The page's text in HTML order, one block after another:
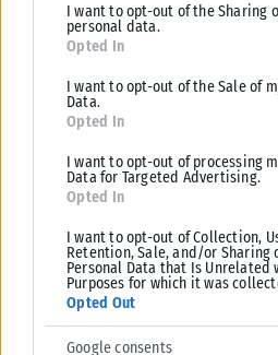
deny consent to Google and its
for below specified purposes in below
I want to opt-out of the Sharing
personal data.
Opted In
I want to opt-out of the Sale of
Data.
Opted In
I want to opt-out of processing
Data for Targeted Advertising.
Opted In
I want to opt-out of Collection,
Retention, Sale, and/or Sharing
Personal Data that Is Unrelated
Purposes for which it was
Opted Out
Google consents
Υπ. Παιδείας: 168 αιτήσεις από 23
αγγλόφωνο πρόγραμμα Ιατρικής
Έντονο διεθνές ενδιαφέρον καταγράφει
προπτυχιακό πρόγραμμα Ιατρικής του
αιτήσεις από υποψήφιους φοιτητές
ΑΝΑΡΤΉΘΗΚΕ ΑΠΌ KARFITSANEWS